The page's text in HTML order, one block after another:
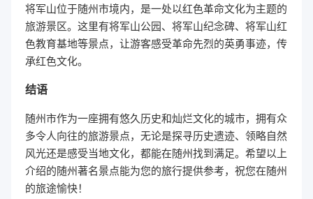
将军山位于随州市境内，是一处以红色革命文化为主题的
旅游景区。这里有将军山公园、将军山纪念碑、将军山红
色教育基地等景点，让游客感受革命先烈的英勇事迹，传
承红色文化。
结语
随州市作为一座拥有悠久历史和灿烂文化的城市，拥有众
多令人向往的旅游景点，无论是探寻历史遗迹、领略自然
风光还是感受当地文化，都能在随州找到满足。希望以上
介绍的随州著名景点能为您的旅行提供参考，祝您在随州
的旅途愉快！